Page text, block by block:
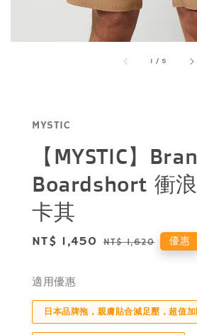
1 / 5
MYSTIC
【MYSTIC】
Boardshort 衝
卡其
Sale
NT$ 1,450 Regular
NT$ 1,620 優惠
適用優惠
日本品牌拖，親膚貼合減足壓，超值加